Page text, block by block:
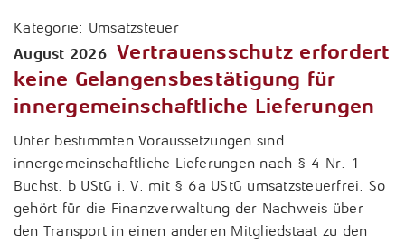
Kategorie: Umsatzsteuer
August 2026 Vertrauensschutz erfordert
keine Gelangensbestätigung für
innergemeinschaftliche Lieferungen
Unter bestimmten Voraussetzungen sind
innergemeinschaftliche Lieferungen nach § 4 Nr. 1
Buchst. b UStG i. V. mit § 6a UStG umsatzsteuerfrei. So
gehört für die Finanzverwaltung der Nachweis über
den Transport in einen anderen Mitgliedstaat zu den